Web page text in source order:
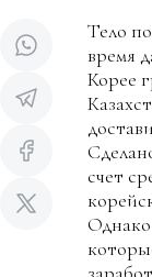
Тело
время
Корее
счет